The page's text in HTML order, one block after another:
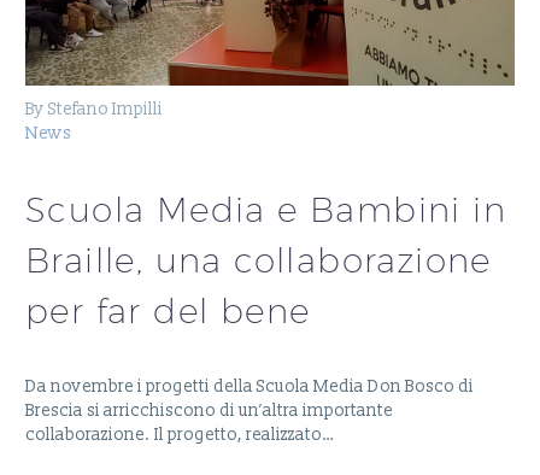
By Stefano Impilli
News
Scuola Media e Bambini in
Braille, una collaborazione
per far del bene
Da novembre i progetti della Scuola Media Don Bosco di
Brescia si arricchiscono di un’altra importante
collaborazione. Il progetto, realizzato…